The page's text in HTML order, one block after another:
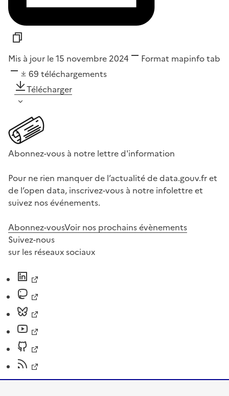
Mis à jour le 15 novembre 2024 Format mapinfo tab
69 téléchargements
Télécharger
Abonnez-vous à notre lettre d'information
Pour ne rien manquer de l’actualité de data.gouv.fr et
de l’open data, inscrivez-vous à notre infolettre et
suivez nos événements.
Abonnez-vousVoir nos prochains évènements
Suivez-nous
sur les réseaux sociaux